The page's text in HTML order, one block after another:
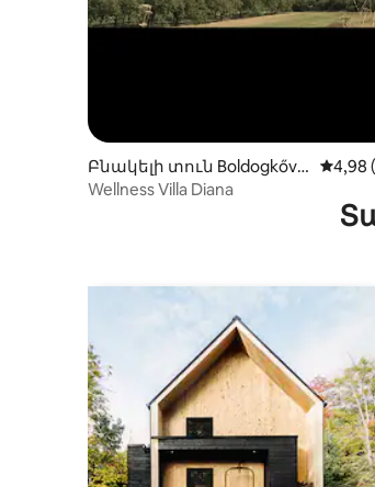
Բնակելի տուն Boldogkővá
ralja-ում
4,98
Wellness Villa Diana